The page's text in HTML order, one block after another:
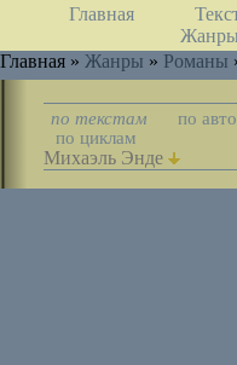
Главная
Жанры
Главная » Жанры » Романы
по текстам
по
по циклам
Михаэль Энде